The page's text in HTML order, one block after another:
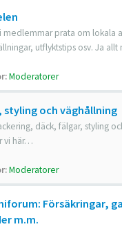
medlemmar prata om lokala
utflyktstips osv. Ja
Moderatorer
styling och väghållning
däck, fälgar, styling
vi här…
Moderatorer
Försäkringar,
m.m.